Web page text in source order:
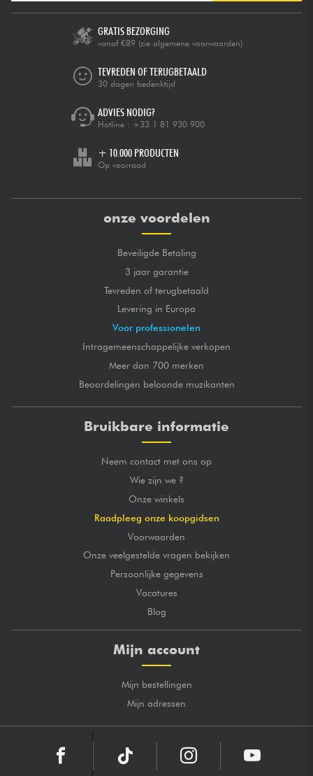
GRATIS BEZORGING
vanaf €89 (zie algemene voorwaarden)
TEVREDEN OF TERUGBETAALD
30 dagen bedenktijd
ADVIES NODIG?
Hotline : +33 1 81 930 900
+ 10.000 PRODUCTEN
Op voorraad
onze voordelen
Beveiligde Betaling
3 jaar garantie
Tevreden of terugbetaald
Levering in Europa
Voor professionelen
Intragemeenschappelijke verkopen
Meer dan 700 merken
Beoordelingen beloonde muzikanten
Bruikbare informatie
Neem contact met ons op
Wie zijn we ?
Onze winkels
Raadpleeg onze koopgidsen
Voorwaarden
Onze veelgestelde vragen bekijken
Persoonlijke gegevens
Vacatures
Blog
Mijn account
Mijn bestellingen
Mijn adressen